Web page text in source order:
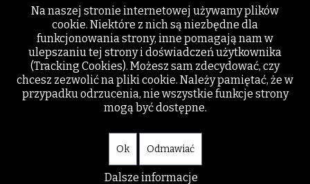
Publikacje
Szukaj
Dodatki
Na naszej stronie internetowej używamy plików
cookie. Niektóre z nich są niezbędne dla
funkcjonowania strony, inne pomagają nam w
ulepszaniu tej strony i doświadczeń użytkownika
(Tracking Cookies). Możesz sam zdecydować, czy
chcesz zezwolić na pliki cookie. Należy pamiętać, że w
przypadku odrzucenia, nie wszystkie funkcje strony
mogą być dostępne.
Ok Odmawiać
Dalsze informacje